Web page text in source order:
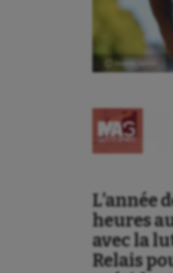
Ⓒ Gazette Sports
L’année
heures
avec la
Relais